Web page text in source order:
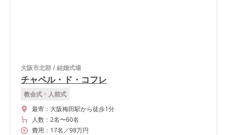
大阪市北部/結婚式場
チャペル・ド・コフレ
教会式・人前式
最寄： 大阪梅田駅から徒歩1分
人数： 2名〜60名
費用： 17名 ／98万円